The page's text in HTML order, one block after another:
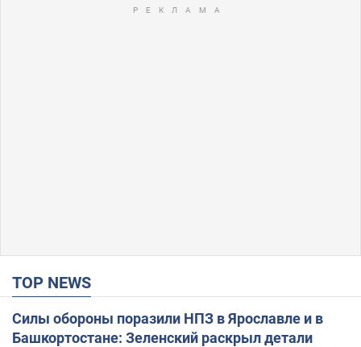
TOP NEWS
Силы обороны поразили НПЗ в Ярославле и в
Башкортостане: Зеленский раскрыл детали